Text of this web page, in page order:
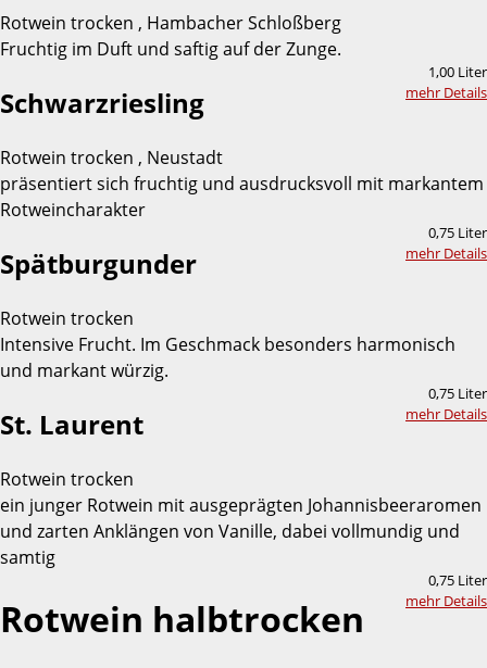
Rotwein trocken , Hambacher Schloßberg
Fruchtig im Duft und saftig auf der Zunge.
1,00 Liter
mehr Details
Schwarzriesling
Rotwein trocken , Neustadt
präsentiert sich fruchtig und ausdrucksvoll mit markantem
Rotweincharakter
0,75 Liter
mehr Details
Spätburgunder
Rotwein trocken
Intensive Frucht. Im Geschmack besonders harmonisch
und markant würzig.
0,75 Liter
mehr Details
St. Laurent
Rotwein trocken
ein junger Rotwein mit ausgeprägten Johannisbeeraromen
und zarten Anklängen von Vanille, dabei vollmundig und
samtig
0,75 Liter
mehr Details
Rotwein halbtrocken